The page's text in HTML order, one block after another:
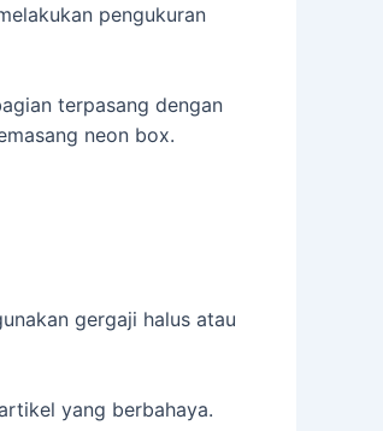
pengukuran
terpasang dengan
neon box.
gergaji halus atau
yang berbahaya.